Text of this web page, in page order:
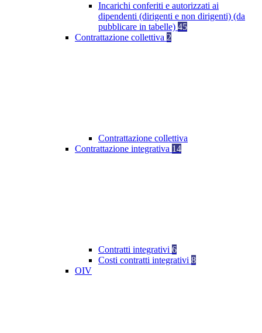
Incarichi conferiti e autorizzati ai
dipendenti (dirigenti e non dirigenti) (da
pubblicare in tabelle) 45
Contrattazione collettiva 2
Contrattazione collettiva
Contrattazione integrativa 14
Contratti integrativi 6
Costi contratti integrativi 8
OIV